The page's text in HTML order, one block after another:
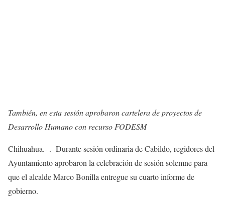
También, en esta sesión aprobaron cartelera de proyectos de
Desarrollo Humano con recurso FODESM
Chihuahua.- .- Durante sesión ordinaria de Cabildo, regidores del
Ayuntamiento aprobaron la celebración de sesión solemne para
que el alcalde Marco Bonilla entregue su cuarto informe de
gobierno.